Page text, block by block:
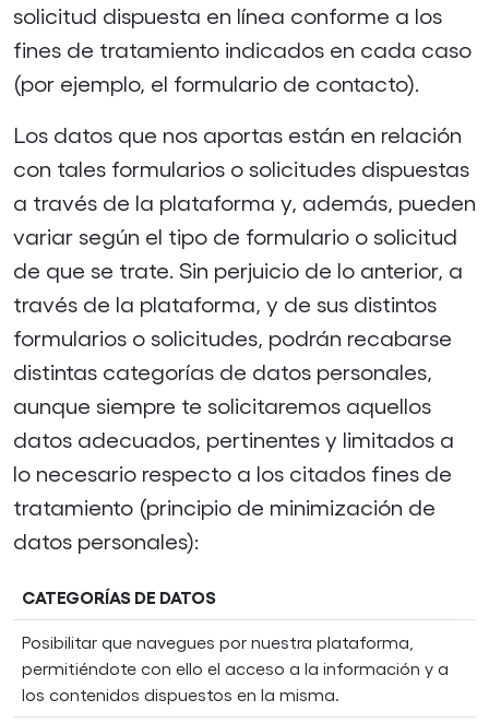
solicitud dispuesta en línea conforme a los
fines de tratamiento indicados en cada caso
(por ejemplo, el formulario de contacto).
Los datos que nos aportas están en relación
con tales formularios o solicitudes dispuestas
a través de la plataforma y, además, pueden
variar según el tipo de formulario o solicitud
de que se trate. Sin perjuicio de lo anterior, a
través de la plataforma, y de sus distintos
formularios o solicitudes, podrán recabarse
distintas categorías de datos personales,
aunque siempre te solicitaremos aquellos
datos adecuados, pertinentes y limitados a
lo necesario respecto a los citados fines de
tratamiento (principio de minimización de
datos personales):
CATEGORÍAS DE DATOS
Posibilitar que navegues por nuestra plataforma,
permitiéndote con ello el acceso a la información y a
los contenidos dispuestos en la misma.